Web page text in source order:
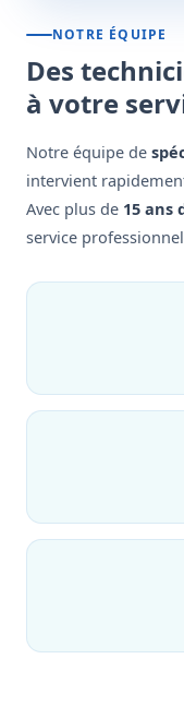
NOTRE ÉQUIPE
Des
à votre
Notre équipe de
intervient
Avec plus de 15 ans
service